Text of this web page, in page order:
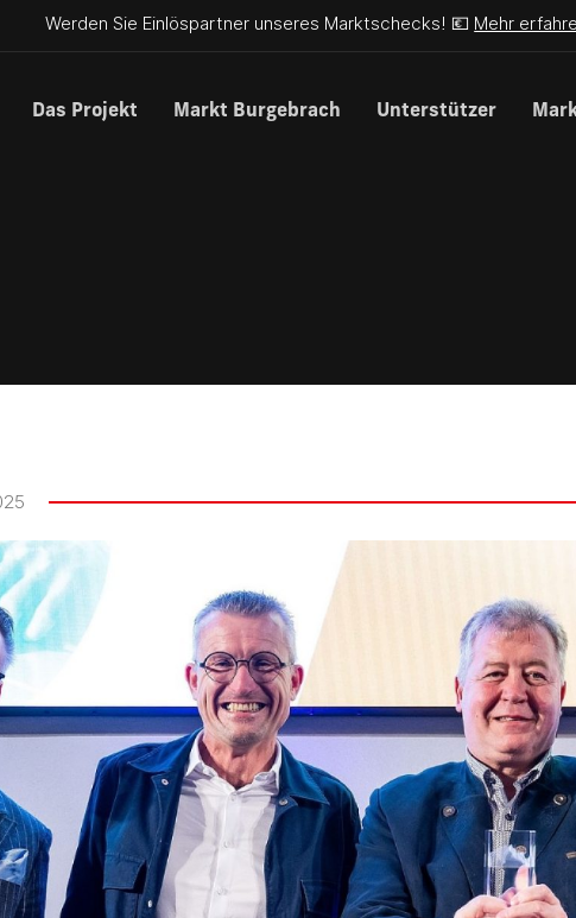
Werden Sie Einlöspartner unseres Marktschecks! 💶 Mehr
Das Projekt Markt Burgebrach Unterstützer